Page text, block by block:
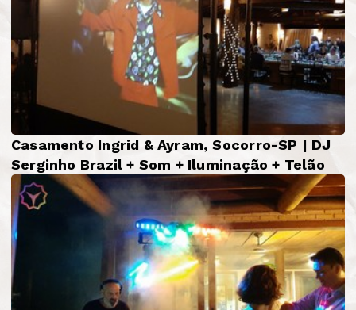
Casamento Ingrid & Ayram, Socorro-SP | DJ
Serginho Brazil + Som + Iluminação + Telão